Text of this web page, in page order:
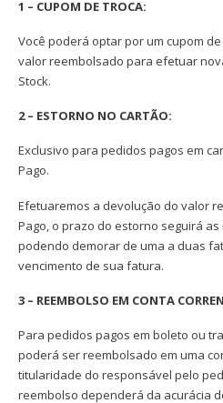
1 – CUPOM DE TROCA:
Você poderá optar por um cupom
valor reembolsado para efetuar
Stock.
2 – ESTORNO NO CARTÃO:
Exclusivo para pedidos pagos em
Pago.
Efetuaremos a devolução do valor
Pago, o prazo do estorno seguirá
podendo demorar de uma a duas
vencimento de sua fatura.
3 – REEMBOLSO EM CONTA
Para pedidos pagos em boleto ou
poderá ser reembolsado em uma
titularidade do responsável pelo
reembolso dependerá da acurácia